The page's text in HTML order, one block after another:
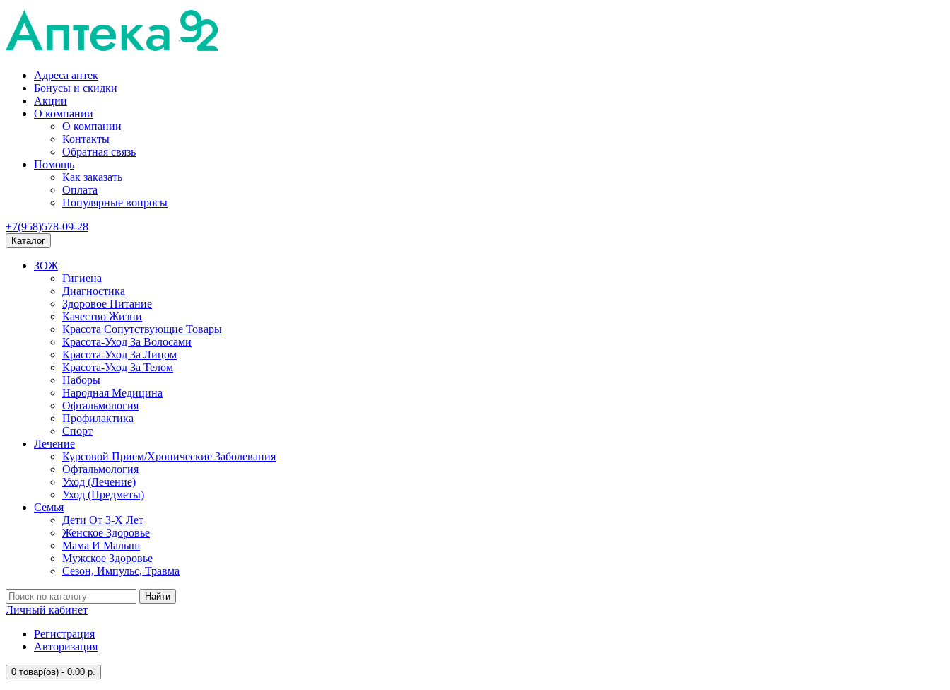
Адреса аптек
Бонусы и скидки
Акции
О компании
О компании
Контакты
Обратная связь
Помощь
Как заказать
Оплата
Популярные вопросы
+7(958)578-09-28
Каталог
ЗОЖ
Гигиена
Диагностика
Здоровое Питание
Качество Жизни
Красота Сопутствующие Товары
Красота-Уход За Волосами
Красота-Уход За Лицом
Красота-Уход За Телом
Наборы
Народная Медицина
Офтальмология
Профилактика
Спорт
Лечение
Курсовой Прием/Хронические Заболевания
Офтальмология
Уход (Лечение)
Уход (Предметы)
Семья
Дети От 3-Х Лет
Женское Здоровье
Мама И Малыш
Мужское Здоровье
Сезон, Импульс, Травма
Найти
Личный кабинет
Регистрация
Авторизация
0 товар(ов) - 0.00 р.